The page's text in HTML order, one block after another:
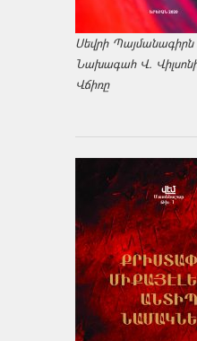
Սեվրի
Նախագահ Վ.
Վճիռը